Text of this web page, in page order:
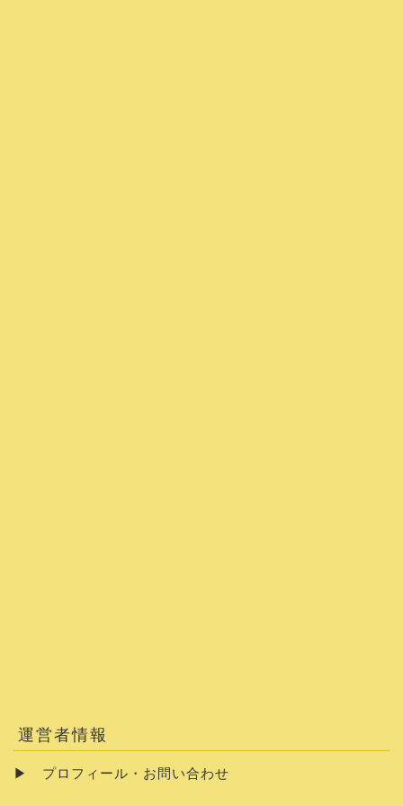
運営者情報
▶ プロフィール・お問い合わせ